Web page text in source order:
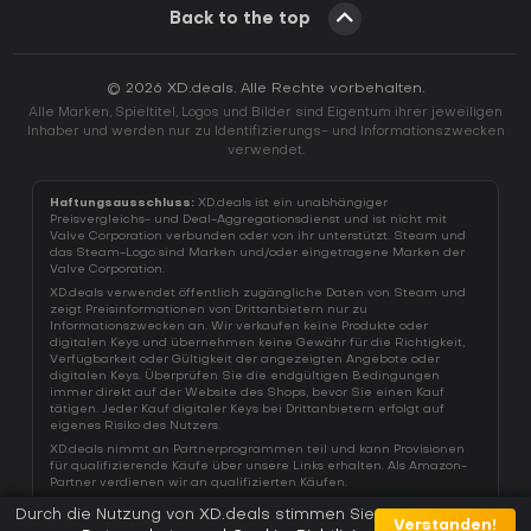
Back to the top
© 2026 XD.deals. Alle Rechte vorbehalten.
Alle Marken, Spieltitel, Logos und Bilder sind Eigentum ihrer jeweiligen
Inhaber und werden nur zu Identifizierungs- und Informationszwecken
verwendet.
Haftungsausschluss: XD.deals ist ein unabhängiger
Preisvergleichs- und Deal-Aggregationsdienst und ist nicht mit
Valve Corporation verbunden oder von ihr unterstützt. Steam und
das Steam-Logo sind Marken und/oder eingetragene Marken der
Valve Corporation.
XD.deals verwendet öffentlich zugängliche Daten von Steam und
zeigt Preisinformationen von Drittanbietern nur zu
Informationszwecken an. Wir verkaufen keine Produkte oder
digitalen Keys und übernehmen keine Gewähr für die Richtigkeit,
Verfügbarkeit oder Gültigkeit der angezeigten Angebote oder
digitalen Keys. Überprüfen Sie die endgültigen Bedingungen
immer direkt auf der Website des Shops, bevor Sie einen Kauf
tätigen. Jeder Kauf digitaler Keys bei Drittanbietern erfolgt auf
eigenes Risiko des Nutzers.
XD.deals nimmt an Partnerprogrammen teil und kann Provisionen
für qualifizierende Käufe über unsere Links erhalten. Als Amazon-
Partner verdienen wir an qualifizierten Käufen.
Durch die Nutzung von XD.deals stimmen Sie
Verstanden!